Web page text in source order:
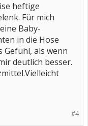
heftige
Für mich
Baby-
in die Hose
Gefühl, als wenn
deutlich besser.
#4